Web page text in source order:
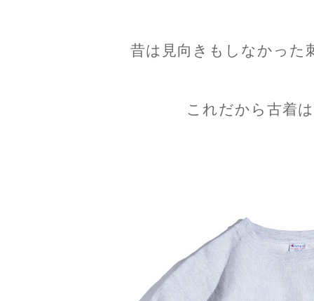
昔は見向きもしなかった
これだから古着